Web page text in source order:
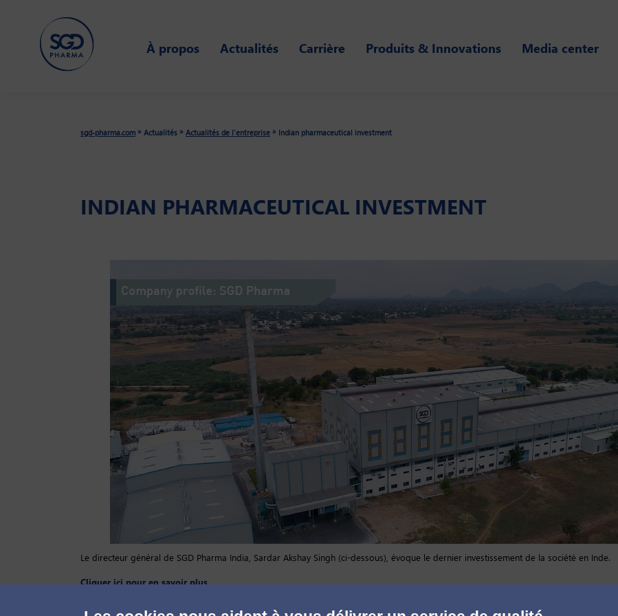
À propos Actualités Carrière Produits & Innovations Media center
sgd-pharma.com » Actualités » Actualités de l'entreprise » Indian pharmaceutical investment
INDIAN PHARMACEUTICAL INVESTMENT
Le directeur général de SGD Pharma India, Sardar Akshay Singh (ci-dessous), évoque le dernier investissement de la société en Inde.
Cliquer ici pour en savoir plus